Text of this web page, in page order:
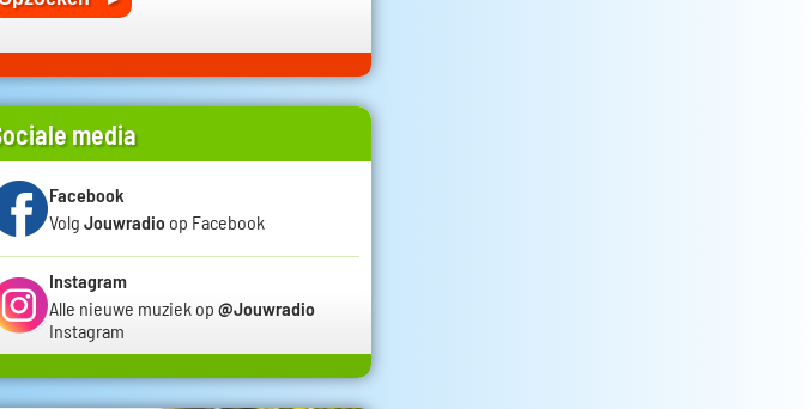
media
Facebook
Volg Jouwradio op Facebook
Instagram
Alle nieuwe muziek op @Jouwradio
Instagram